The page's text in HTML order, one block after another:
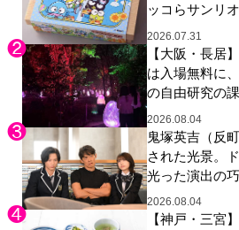
ッコらサンリ
やグッズが登場
2026.07.31
【大阪・長居
は入場無料に
の自由研究の
ガーデン 大阪
2026.08.04
鬼塚英吉（反
された光景。
光った演出の
2026.08.04
【神戸・三宮